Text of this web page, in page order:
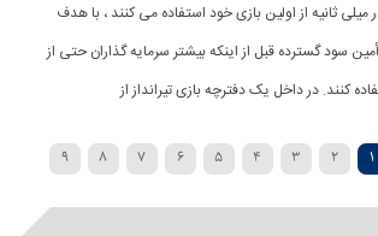
میلی ثانیه از اولین بازی خود استفاده می کنند ، با هدف
سود گسترده قبل از اینکه بیشتر سرمایه گذاران حتی از
کنند. در داخل یک دفترچه بازی تیرانداز از
1
2
3
4
5
6
7
8
9
10
›
20
30
40
...
»